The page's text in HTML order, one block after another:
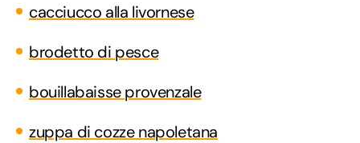
cacciucco alla livornese
brodetto di pesce
bouillabaisse provenzale
zuppa di cozze napoletana